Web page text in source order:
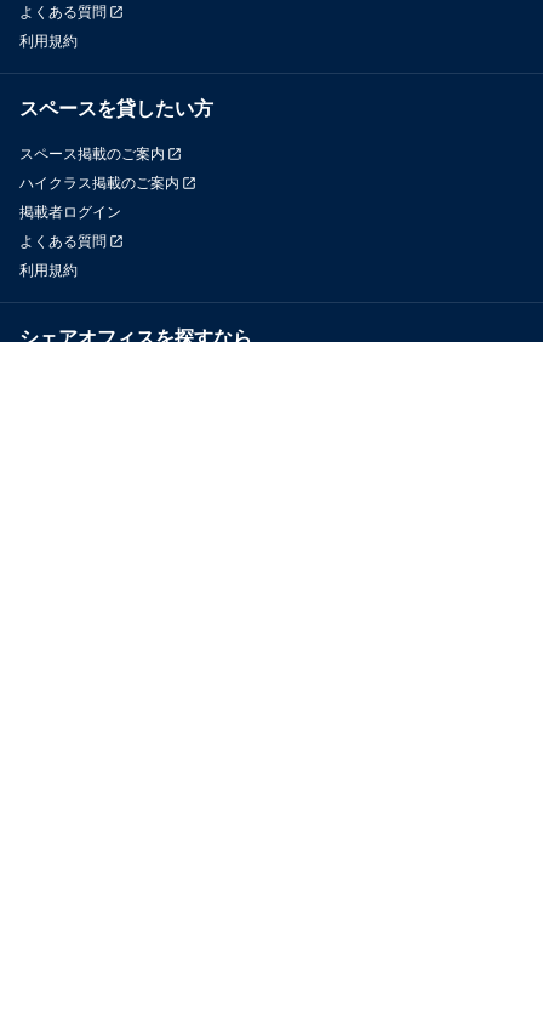
よくある質問
利用規約
スペースを貸したい方
スペース掲載のご案内
ハイクラス掲載のご案内
掲載者ログイン
よくある質問
利用規約
シェアオフィスを探すなら